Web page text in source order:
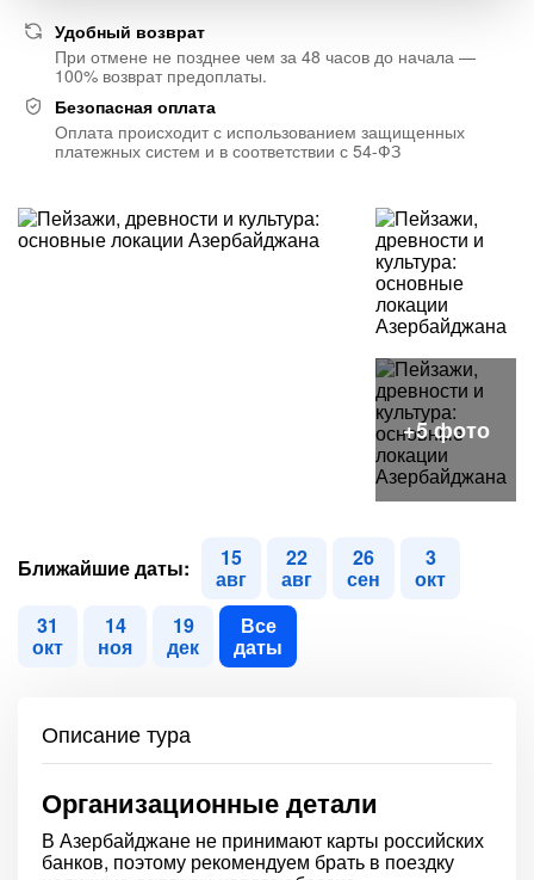
Удобный возврат
При отмене не позднее чем за 48 часов до начала —
100% возврат предоплаты.
Безопасная оплата
Оплата происходит с использованием защищенных
платежных систем и в соответствии с 54-ФЗ
Ближайшие даты: 15
авг
22
авг
26
сен
3
окт
31
окт
14
ноя
19
дек
Все
даты
Описание тура
Организационные детали
В Азербайджане не принимают карты российских
банков, поэтому рекомендуем брать в поездку